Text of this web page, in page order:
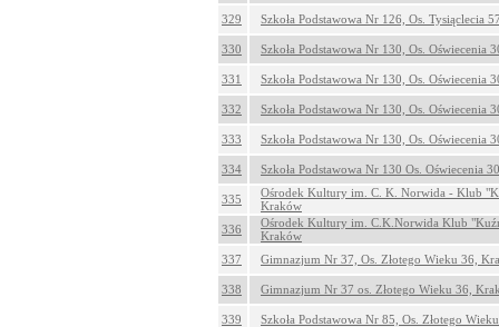
329 Szkoła Podstawowa Nr 126, Os. Tysiąclecia
330 Szkoła Podstawowa Nr 130, Os. Oświecenia
331 Szkoła Podstawowa Nr 130, Os. Oświecenia
332 Szkoła Podstawowa Nr 130, Os. Oświecenia
333 Szkoła Podstawowa Nr 130, Os. Oświecenia
334 Szkoła Podstawowa Nr 130 Os. Oświecenia
335
Ośrodek Kultury im. C. K. Norwida - Klub
Kraków
336
Ośrodek Kultury im. C.K.Norwida Klub
Kraków
337
Gimnazjum Nr 37, Os. Złotego Wieku 36,
338 Gimnazjum Nr 37 os. Złotego Wieku 36,
339 Szkoła Podstawowa Nr 85, Os. Złotego